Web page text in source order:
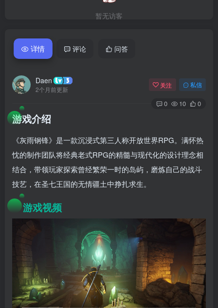
暂无访客
详情 评论 问答
Daen
2个月前更新
关注 私信
0 10 0
游戏介绍
《灰雨钢锋》是一款沉浸式第三人称开放世界RPG。满怀热
忱的制作团队将经典老式RPG的精髓与现代化的设计理念相
结合，带领玩家探索曾经繁荣一时的岛屿，磨炼自己的战斗
技艺，在圣七王国的无情疆土中挣扎求生。
游戏视频